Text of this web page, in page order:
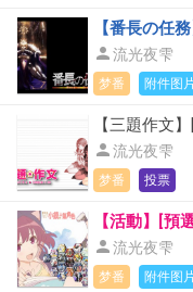
流光夜雫
梦番 附件图
【三題作文
流光夜雫
梦番 投票
【活動】[
流光夜雫
梦番 附件图